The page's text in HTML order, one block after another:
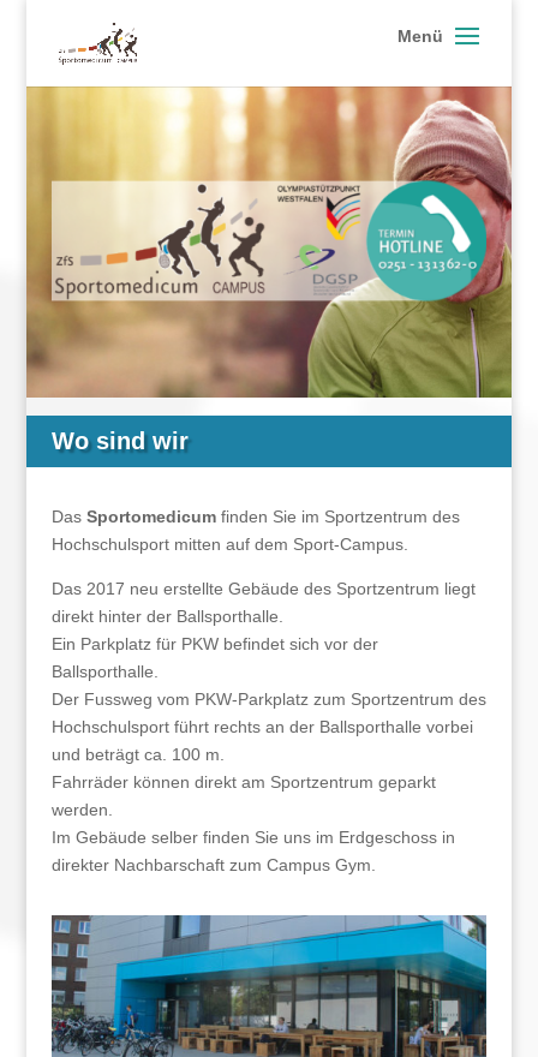
Wo sind wir
Das Sportomedicumfinden Sie im Sportzentrum des
Hochschulsport mitten auf dem Sport-Campus.
Das 2017 neu erstellte Gebäude des Sportzentrum liegt
direkt hinter der Ballsporthalle.
Ein Parkplatz für PKW befindet sich vor der
Ballsporthalle.
Der Fussweg vom PKW-Parkplatz zum Sportzentrum des
Hochschulsport führt rechts an der Ballsporthalle vorbei
und beträgt ca. 100 m.
Fahrräder können direkt am Sportzentrum geparkt
werden.
Im Gebäude selber finden Sie uns im Erdgeschoss in
direkter Nachbarschaft zum Campus Gym.